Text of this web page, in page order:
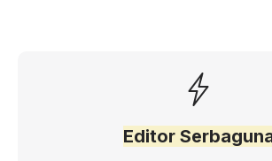
Editor